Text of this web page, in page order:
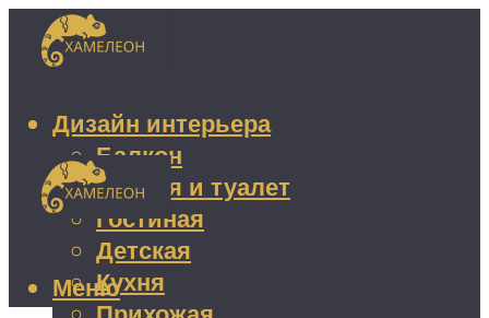
Дизайн интерьера
Балкон
Ванная и туалет
Гостиная
Детская
Кухня
Меню